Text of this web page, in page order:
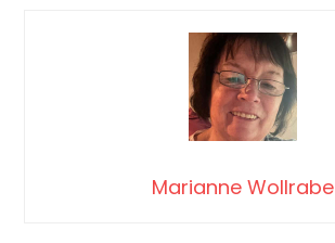
Marianne Wollrabe